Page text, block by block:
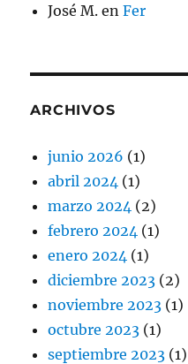
José M. enFer
ARCHIVOS
junio 2026 (1)
abril 2024 (1)
marzo 2024 (2)
febrero 2024 (1)
enero 2024 (1)
diciembre 2023 (2)
noviembre 2023 (1)
octubre 2023 (1)
septiembre 2023 (1)